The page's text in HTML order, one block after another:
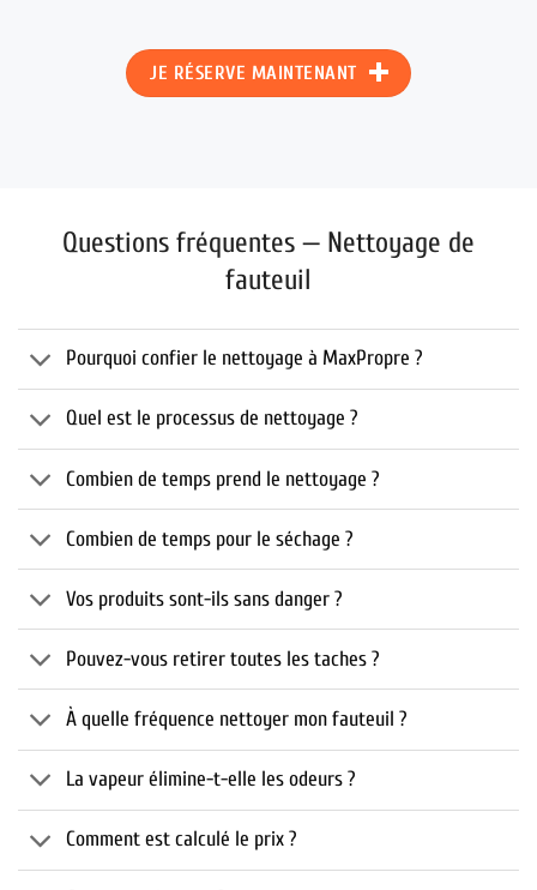
JE RÉSERVE MAINTENANT
Questions fréquentes — Nettoyage de
fauteuil
Pourquoi confier le nettoyage à MaxPropre ?
Quel est le processus de nettoyage ?
Combien de temps prend le nettoyage ?
Combien de temps pour le séchage ?
Vos produits sont-ils sans danger ?
Pouvez-vous retirer toutes les taches ?
À quelle fréquence nettoyer mon fauteuil ?
La vapeur élimine-t-elle les odeurs ?
Comment est calculé le prix ?